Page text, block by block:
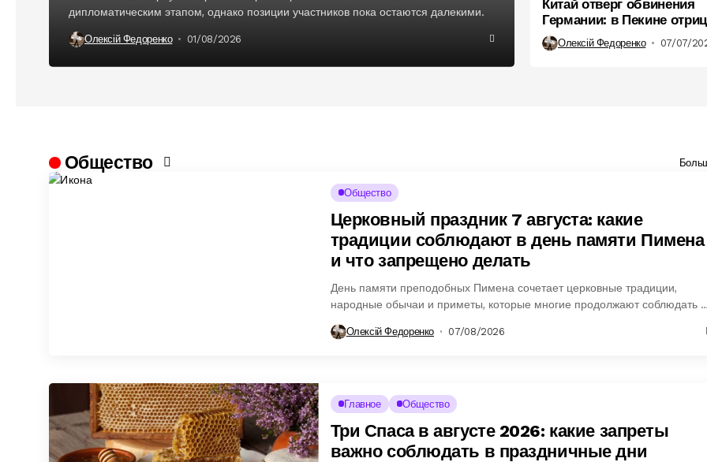
дипломатическим этапом, однако позиции участников пока остаются далекими.
Олексій Федоренко 01/08/2026
Китай отверг обвинения
Германии: в Пекине
подготовку российских
Олексій Федоренко 07/07/
Общество
Общество
Церковный праздник 7 августа: какие
традиции соблюдают в день памяти Пимена
и что запрещено делать
День памяти преподобных Пимена сочетает церковные традиции,
народные обычаи и приметы, которые многие продолжают соблюдать и
Олексій Федоренко 07/08/2026
Главное Общество
Три Спаса в августе 2026: какие запреты
важно соблюдать в праздничные дни